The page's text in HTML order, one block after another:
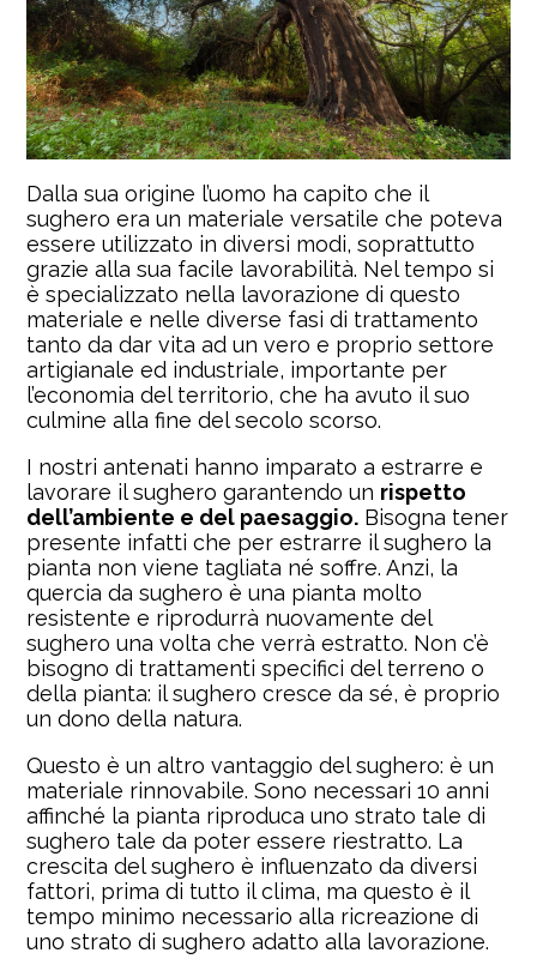
Dalla sua origine l’uomo ha capito che il
sughero era un materiale versatile che poteva
essere utilizzato in diversi modi, soprattutto
grazie alla sua facile lavorabilità. Nel tempo si
è specializzato nella lavorazione di questo
materiale e nelle diverse fasi di trattamento
tanto da dar vita ad un vero e proprio settore
artigianale ed industriale, importante per
l’economia del territorio, che ha avuto il suo
culmine alla fine del secolo scorso.
I nostri antenati hanno imparato a estrarre e
lavorare il sughero garantendo un rispetto
dell’ambiente e del paesaggio. Bisogna tener
presente infatti che per estrarre il sughero la
pianta non viene tagliata né soffre. Anzi, la
quercia da sughero è una pianta molto
resistente e riprodurrà nuovamente del
sughero una volta che verrà estratto. Non c’è
bisogno di trattamenti specifici del terreno o
della pianta: il sughero cresce da sé, è proprio
un dono della natura.
Questo è un altro vantaggio del sughero: è un
materiale rinnovabile. Sono necessari 10 anni
affinché la pianta riproduca uno strato tale di
sughero tale da poter essere riestratto. La
crescita del sughero è influenzato da diversi
fattori, prima di tutto il clima, ma questo è il
tempo minimo necessario alla ricreazione di
uno strato di sughero adatto alla lavorazione.